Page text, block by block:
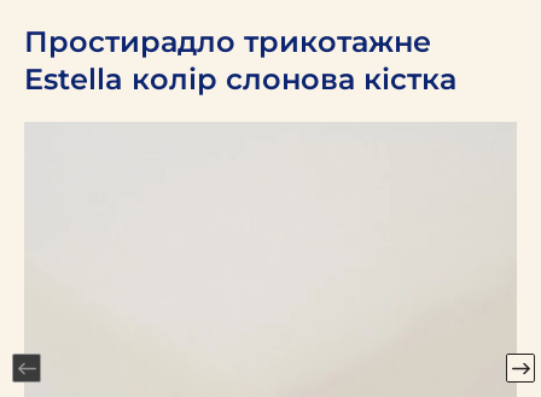
Простирадло трикотажне
Estella колір слонова кістка